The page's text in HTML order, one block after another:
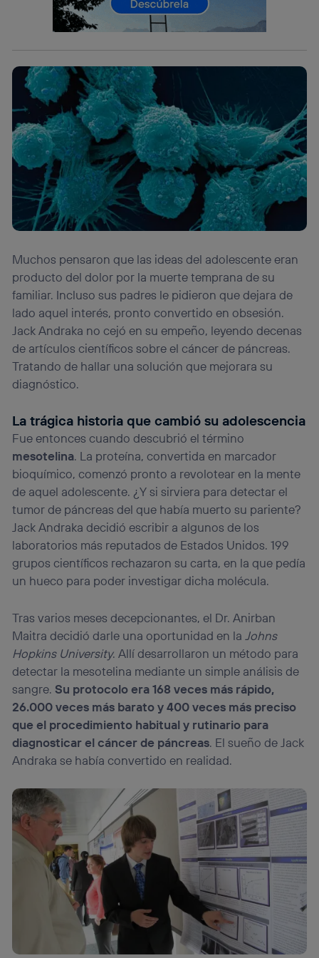
Muchos pensaron que las ideas del adolescente eran
producto del dolor por la muerte temprana de su
familiar. Incluso sus padres le pidieron que dejara de
lado aquel interés, pronto convertido en obsesión.
Jack Andraka no cejó en su empeño, leyendo decenas
de artículos científicos sobre el cáncer de páncreas.
Tratando de hallar una solución que mejorara su
diagnóstico.
La trágica historia que cambió su adolescencia
Fue entonces cuando descubrió el término
mesotelina. La proteína, convertida en marcador
bioquímico, comenzó pronto a revolotear en la mente
de aquel adolescente. ¿Y si sirviera para detectar el
tumor de páncreas del que había muerto su pariente?
Jack Andraka decidió escribir a algunos de los
laboratorios más reputados de Estados Unidos. 199
grupos científicos rechazaron su carta, en la que pedía
un hueco para poder investigar dicha molécula.
Tras varios meses decepcionantes, el Dr. Anirban
Maitra decidió darle una oportunidad en laJohns
Hopkins University. Allí desarrollaron un método para
detectar la mesotelina mediante un simple análisis de
sangre.Su protocolo era 168 veces más rápido,
26.000 veces más barato y 400 veces más preciso
que el procedimiento habitual y rutinario para
diagnosticar el cáncer de páncreas. El sueño de Jack
Andraka se había convertido en realidad.
telecomunicaciones vinculada a la conexión que utilizas
(p. ej., número de teléfono móvil).
consienta el uso de la tecnología recibirá el mismo
identificador. Típicamente:
Si utilizas unaconexión de banda ancha(p. ej., Wi-Fi),
el marketing o análisis se realizará en función de las
actividades de navegación de los miembros del hogar
que hayan dado su consentimiento.
Si utilizasdatos móviles, el marketing será más
personalizado, ya que se basará únicamente en la
navegación del usuario del móvil.
Puedes gestionar los consentimientos Utiq seleccionando
“Administrar Utiq” en la parte inferior de esta página web o
(“consenthub”)
. Para más información, consulta
la política de privacidad de Utiq .